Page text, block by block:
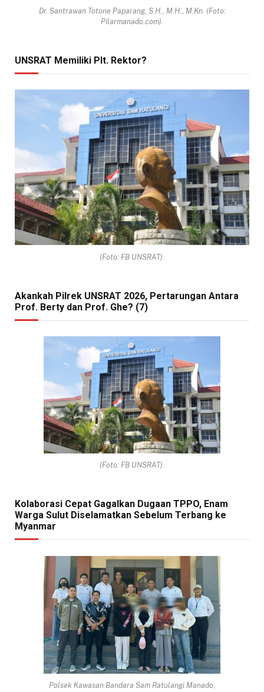
Dr. Santrawan Totone Paparang, S.H., M.H., M.Kn. (Foto:
Pilarmanado.com).
UNSRAT Memiliki Plt. Rektor?
(Foto: FB UNSRAT).
Akankah Pilrek UNSRAT 2026, Pertarungan Antara
Prof. Berty dan Prof. Ghe? (7)
(Foto: FB UNSRAT).
Kolaborasi Cepat Gagalkan Dugaan TPPO, Enam
Warga Sulut Diselamatkan Sebelum Terbang ke
Myanmar
Polsek Kawasan Bandara Sam Ratulangi Manado,